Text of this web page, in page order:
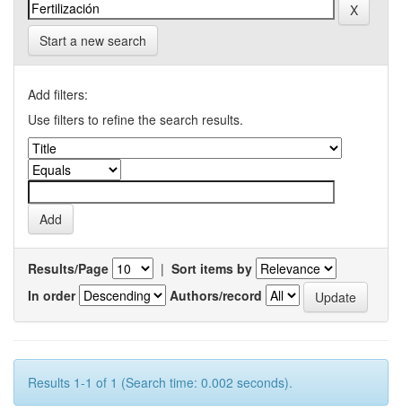
Start a new search
Add filters:
Use filters to refine the search results.
Results/Page | Sort items by
In order
Authors/record
Results 1-1 of 1 (Search time: 0.002 seconds).